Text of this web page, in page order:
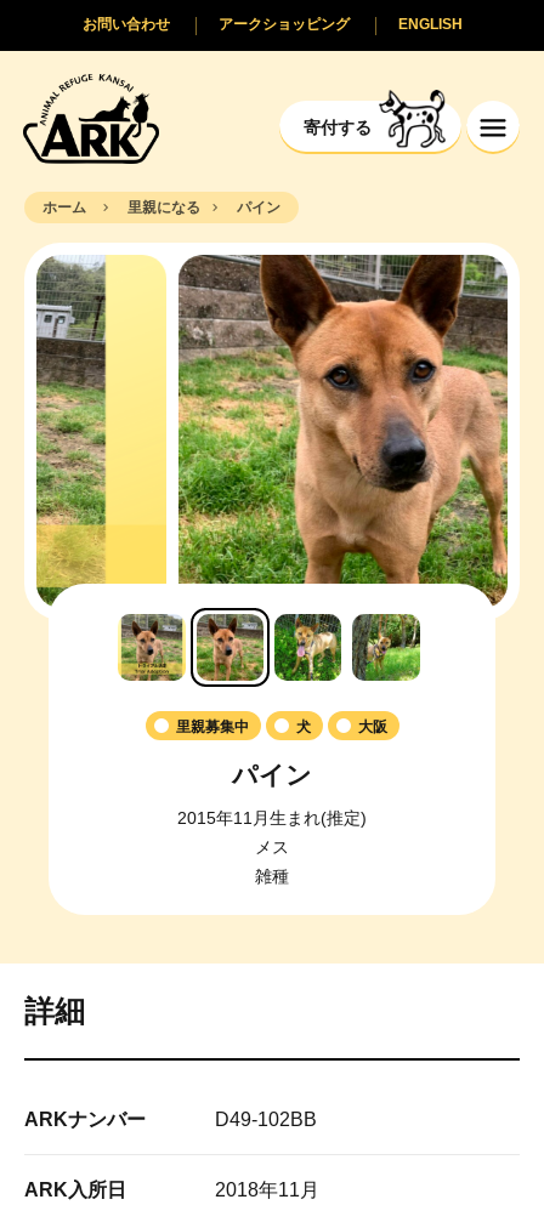
寄付する
ENGLISH
アークショッピング
お問い合わせ
ホーム 里親になる パイン
里親募集中 犬 大阪
パイン
2015年11月生まれ(推定)
メス
雑種
詳細
ARKナンバー D49-102BB
ARK入所日 2018年11月